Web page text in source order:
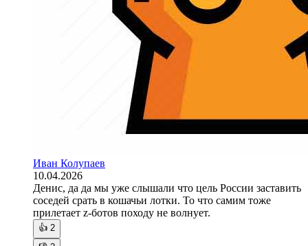
Иван Колупаев
10.04.2026
Денис, да да мы уже слышали что цель России заставить
соседей срать в кошачьи лотки. То что самим тоже
прилетает z-ботов походу не волнует.
👍 2